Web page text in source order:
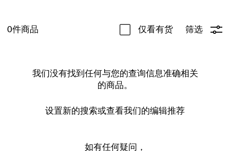
0件商品 仅看有货 筛选
我们没有找到任何与您的查询信息准确相关
的商品。
设置新的搜索或查看我们的编辑推荐
如有任何疑问，